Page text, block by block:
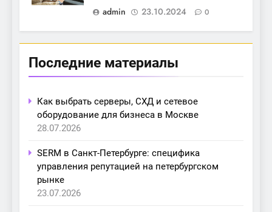
admin
23.10.2024 0
Последние материалы
Как выбрать серверы, СХД и сетевое
оборудование для бизнеса в Москве
28.07.2026
SERM в Санкт-Петербурге: специфика
управления репутацией на петербургском
рынке
23.07.2026